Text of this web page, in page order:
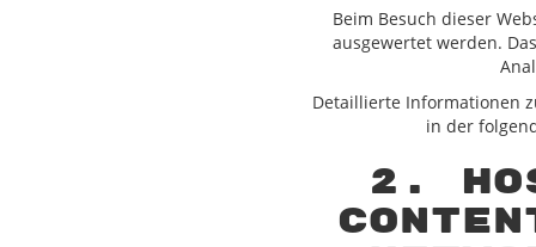
Beim Besuch dieser
ausgewertet werden.
Detaillierte Informationen
in der
2.